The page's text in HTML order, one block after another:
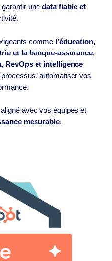
une data fiable et
comme l’éducation,
et la banque-assurance,
RevOps et intelligence
automatiser vos
avec vos équipes et
mesurable.